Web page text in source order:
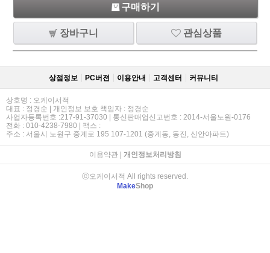
구매하기
장바구니 관심상품
상점정보 PC버젼 이용안내 고객센터 커뮤니티
상호명 : 오케이서적
대표 : 정경순 | 개인정보 보호 책임자 : 정경순
사업자등록번호 :217-91-37030 | 통신판매업신고번호 : 2014-서울노원-0176
전화 : 010-4238-7980 | 팩스 :
주소 : 서울시 노원구 중계로 195 107-1201 (중계동, 동진, 신안아파트)
이용약관| 개인정보처리방침
ⓒ오케이서적 All rights reserved.
MakeShop